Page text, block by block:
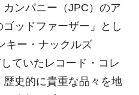
ンパニー（JPC）のア
ッドファーザー」とし
キー・ナックルズ
ていたレコード・コレ
史的に貴重な品々を地